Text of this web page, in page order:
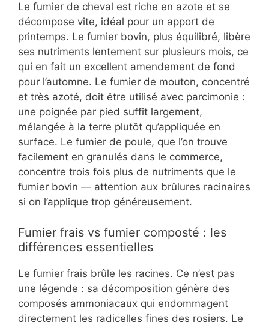
Le fumier de cheval est riche en azote et se
décompose vite, idéal pour un apport de
printemps. Le fumier bovin, plus équilibré, libère
ses nutriments lentement sur plusieurs mois, ce
qui en fait un excellent amendement de fond
pour l’automne. Le fumier de mouton, concentré
et très azoté, doit être utilisé avec parcimonie :
une poignée par pied suffit largement,
mélangée à la terre plutôt qu’appliquée en
surface. Le fumier de poule, que l’on trouve
facilement en granulés dans le commerce,
concentre trois fois plus de nutriments que le
fumier bovin — attention aux brûlures racinaires
si on l’applique trop généreusement.
Fumier frais vs fumier composté : les
différences essentielles
Le fumier frais brûle les racines. Ce n’est pas
une légende : sa décomposition génère des
composés ammoniacaux qui endommagent
directement les radicelles fines des rosiers. Le